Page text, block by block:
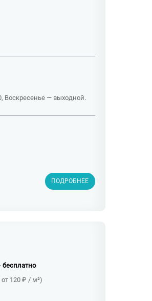
Воскресенье — выходной.
ПОДРОБНЕЕ
бесплатно
120 ₽ / м²)